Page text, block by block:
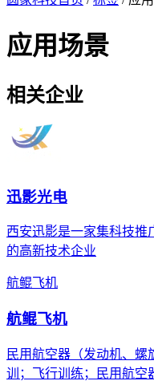
应用场景
相关企业
迅影光电
西安迅影是一家集科技推
的高新技术企业
航鲲飞机
航鲲飞机
民用航空器（发动机、
训；飞行训练；民用航空